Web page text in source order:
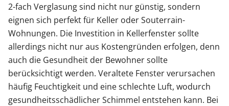
2-fach Verglasung sind nicht nur günstig, sondern
eignen sich perfekt für Keller oder Souterrain-
Wohnungen. Die Investition in Kellerfenster sollte
allerdings nicht nur aus Kostengründen erfolgen, denn
auch die Gesundheit der Bewohner sollte
berücksichtigt werden. Veraltete Fenster verursachen
häufig Feuchtigkeit und eine schlechte Luft, wodurch
gesundheitsschädlicher Schimmel entstehen kann. Bei